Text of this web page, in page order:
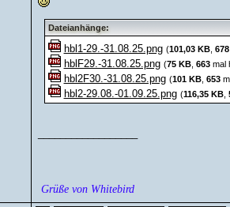
Dateianhänge:
hbl1-29.-31.08.25.png (101,03 KB, 678
hblF29.-31.08.25.png (75 KB, 663mal
hbl2F30.-31.08.25.png (101 KB, 653
hbl2-29.08.-01.09.25.png (116,35 KB,
Grüße von Whitebird